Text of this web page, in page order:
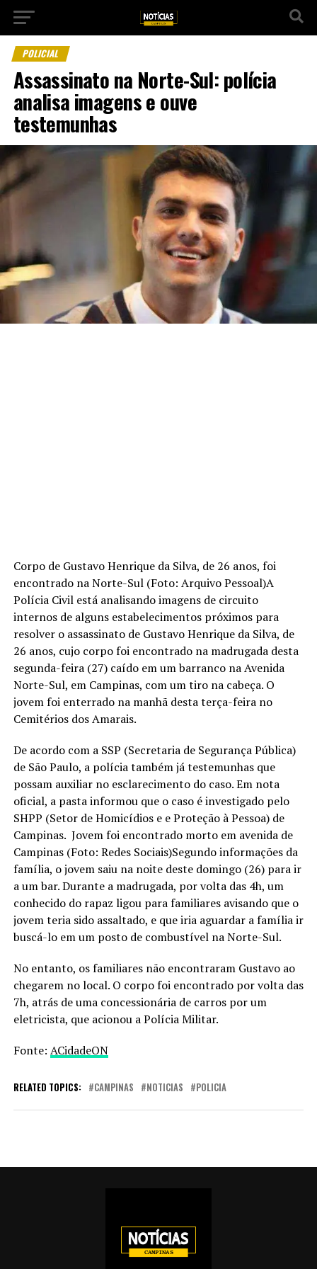
POLICIAL
Assassinato na Norte-Sul: polícia
analisa imagens e ouve
testemunhas
Corpo de Gustavo Henrique da Silva, de 26 anos, foi
encontrado na Norte-Sul (Foto: Arquivo Pessoal)A
Polícia Civil está analisando imagens de circuito
internos de alguns estabelecimentos próximos para
resolver o assassinato de Gustavo Henrique da Silva, de
26 anos, cujo corpo foi encontrado na madrugada desta
segunda-feira (27) caído em um barranco na Avenida
Norte-Sul, em Campinas, com um tiro na cabeça. O
jovem foi enterrado na manhã desta terça-feira no
Cemitérios dos Amarais.
De acordo com a SSP (Secretaria de Segurança Pública)
de São Paulo, a polícia também já testemunhas que
possam auxiliar no esclarecimento do caso. Em nota
oficial, a pasta informou que o caso é investigado pelo
SHPP (Setor de Homicídios e e Proteção à Pessoa) de
Campinas. Jovem foi encontrado morto em avenida de
Campinas (Foto: Redes Sociais)Segundo informações da
família, o jovem saiu na noite deste domingo (26) para ir
a um bar. Durante a madrugada, por volta das 4h, um
conhecido do rapaz ligou para familiares avisando que o
jovem teria sido assaltado, e que iria aguardar a família ir
buscá-lo em um posto de combustível na Norte-Sul.
No entanto, os familiares não encontraram Gustavo ao
chegarem no local. O corpo foi encontrado por volta das
7h, atrás de uma concessionária de carros por um
eletricista, que acionou a Polícia Militar.
Fonte: ACidadeON
RELATED TOPICS: CAMPINAS NOTICIAS POLICIA